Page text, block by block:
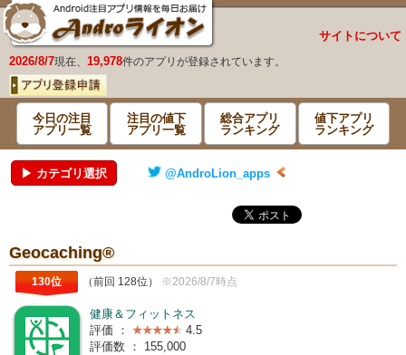
サイトについて
2026/8/7現在、 19,978件のアプリが登録されています。
今日の注目
アプリ一覧
注目の値下
アプリ一覧
総合アプリ
ランキング
値下アプリ
ランキング
▶ カテゴリ選択 @AndroLion_apps
Geocaching®
130位 （前回 128位） ※2026/8/7時点
健康＆フィットネス
評価 ：
4.5
評価数 ： 155,000